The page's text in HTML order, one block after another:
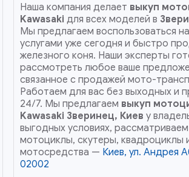
Наша компания делает выкуп
Kawasaki для всех моделей в
Мы предлагаем воспользоваться
услугами уже сегодня и быстро
железного коня. Наши эксперты
рассмотреть любое ваше
связанное с продажей мото-
Работаем для вас без выходных и
24/7. Мы предлагаем выкуп
Kawasaki Зверинец, Киеву
выгодных условиях, рассматриваем
мотоциклы, скутеры, квадроциклы
мотосредства — Киев, ул. Андрея
02002